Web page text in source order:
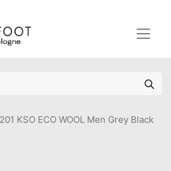
KSO ECO WOOL Men Grey Black